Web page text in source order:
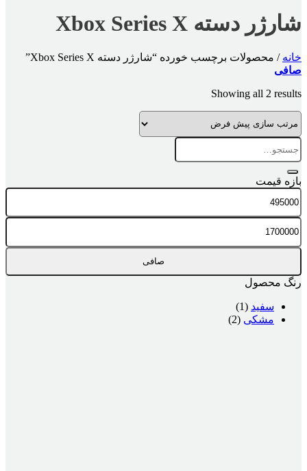
شارژر دسته Xbox Series X
خانه / محصولات برچسب خورده “شارژر دسته Xbox Series X”
صافی
Showing all 2 results
جستجو
برای:
بازه قیمت
حداقل
قیمت
حداكثر
قيمت
صافی
رنگ محصول
سفید (1)
مشکی (2)